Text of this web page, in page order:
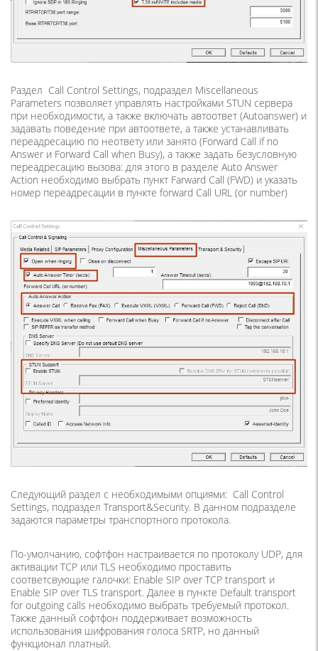
Раздел Call Control Settings, подраздел Miscellaneous
Parameters позволяет управлять настройками STUN сервера
при необходимости, а также включать автоответ (Autoanswer) и
задавать поведение при автоответе, а также устанавливать
переадресацию по неответу или занято (Forward Call if no
Answer и Forward Call when Busy), а также задать безусловную
переадресацию вызова: для этого в разделе Auto Answer
Action необходимо выбрать пункт Farward Call (FWD) и указать
номер переадресации в пункте forward Call URL (or number)
Следующий раздел с необходимыми опциями: Call Control
Settings, подраздел Transport&Security. В данном подразделе
задаются параметры транспортного протокола.
По-умолчанию, софтфон настраивается по протоколу UDP, для
активации TCP или TLS необходимо проставить
соответсвующие галочки: Enable SIP over TCP transport и
Enable SIP over TLS transport. Далее в пункте Default transport
for outgoing calls необходимо выбрать требуемый протокол.
Также данный софтфон поддерживает возможность
использования шифрования голоса SRTP, но данный
функционал платный.